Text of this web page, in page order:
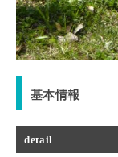
基本情報
detail